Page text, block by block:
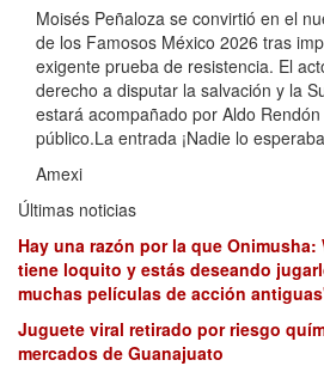
Moisés Peñaloza se convirtió en el
de los Famosos México 2026 tras
exigente prueba de resistencia. El
derecho a disputar la salvación y la
estará acompañado por Aldo
público.La entrada ¡Nadie lo
Amexi
Últimas noticias
Hay una razón por la que
tiene loquito y estás deseando
muchas películas de acción
Juguete viral retirado por riesgo
mercados de Guanajuato